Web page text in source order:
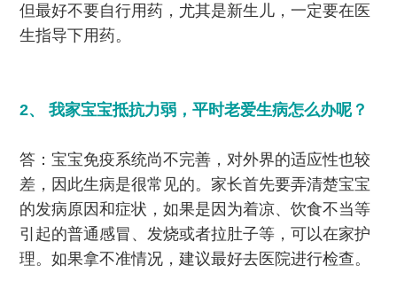
但最好不要自行用药，尤其是新生儿，一定要在医
生指导下用药。
2、 我家宝宝抵抗力弱，平时老爱生病怎么办呢？
答：宝宝免疫系统尚不完善，对外界的适应性也较
差，因此生病是很常见的。家长首先要弄清楚宝宝
的发病原因和症状，如果是因为着凉、饮食不当等
引起的普通感冒、发烧或者拉肚子等，可以在家护
理。如果拿不准情况，建议最好去医院进行检查。